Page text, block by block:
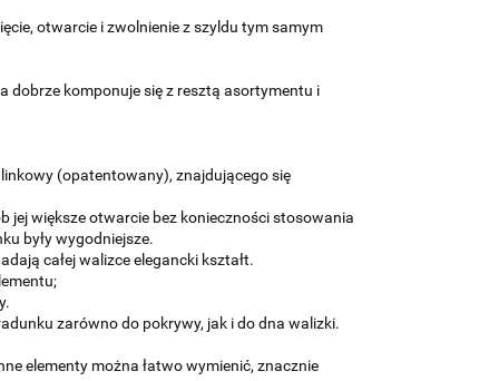
otwarcie i zwolnienie z szyldu tym samym
dobrze komponuje się z resztą asortymentu i
linkowy (opatentowany), znajdującego się
jej większe otwarcie bez konieczności stosowania
były wygodniejsze.
całej walizce elegancki kształt.
zarówno do pokrywy, jak i do dna walizki.
elementy można łatwo wymienić, znacznie